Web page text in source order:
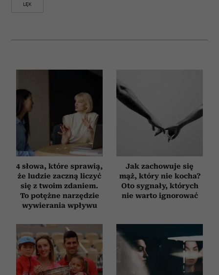
LĘK
4 słowa, które sprawią,
że ludzie zaczną liczyć
się z twoim zdaniem.
To potężne narzędzie
wywierania wpływu
Jak zachowuje się
mąż, który nie kocha?
Oto sygnały, których
nie warto ignorować